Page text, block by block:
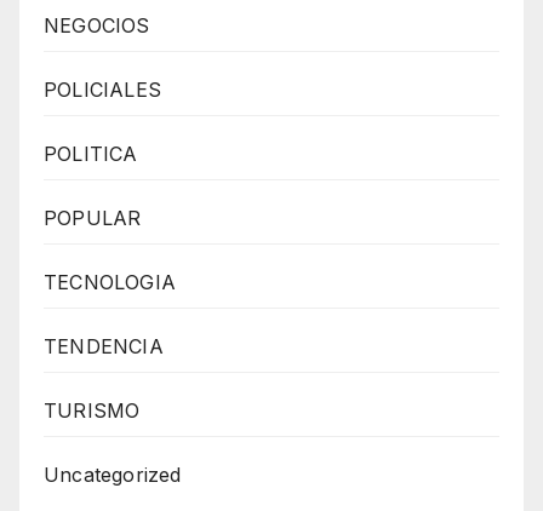
NEGOCIOS
POLICIALES
POLITICA
POPULAR
TECNOLOGIA
TENDENCIA
TURISMO
Uncategorized